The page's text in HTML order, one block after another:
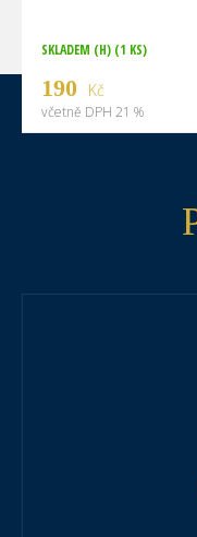
SKLADEM (H) (1 KS)
190 Kč
včetně DPH 21 %